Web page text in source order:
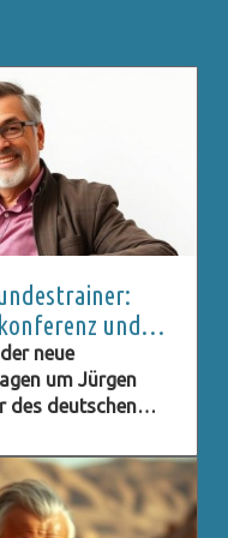
und
neue
um Jürgen
des deutschen
dieser Schritt
seinen
seine Erfolge